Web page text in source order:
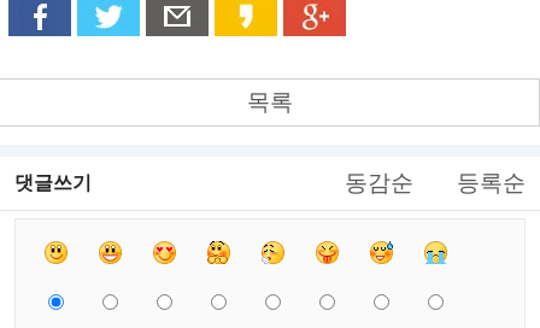
목록
댓글쓰기 동감순 등록순